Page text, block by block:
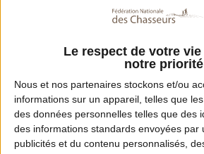
Le respect de votre
notre priorité
Nous et nos partenaires stockons et/ou
informations sur un appareil, telles que
des données personnelles telles que des
des informations standards envoyées par
publicités et du contenu personnalisés,